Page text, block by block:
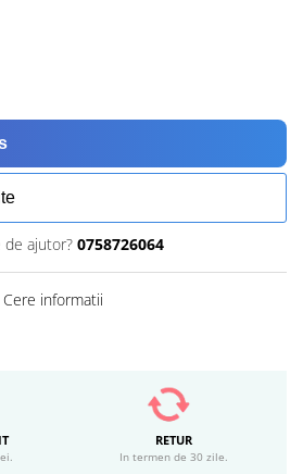
de ajutor? 0758726064
Cere informatii
RETUR
In termen de 30 zile.